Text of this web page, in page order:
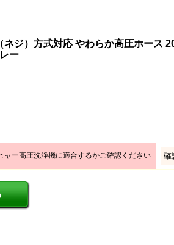
ジ）方式対応 やわらか高圧ホース
ー
ー高圧洗浄機に適合するかご確認ください